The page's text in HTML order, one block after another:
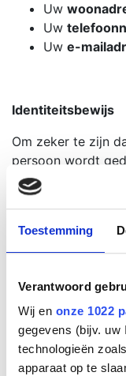
Toestemming
Verantwoord
Wij en onze 1022
gegevens (bijv. uw
technologieën
apparaat op te
Uw
Uw
Uw e-
Identiteitsbewijs
Om zeker te zijn
persoon wordt
identificeren. Dit
U komt
uw ID-bewijs
U stuurt uw
aanvraag
Let op:
zijn niet mogelijk.
indienen.